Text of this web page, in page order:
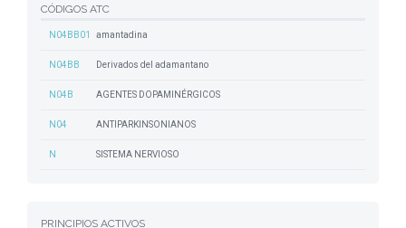
CÓDIGOS ATC
N04BB01 amantadina
N04BB Derivados del adamantano
N04B AGENTES DOPAMINÉRGICOS
N04 ANTIPARKINSONIANOS
N SISTEMA NERVIOSO
PRINCIPIOS ACTIVOS